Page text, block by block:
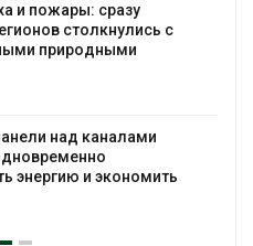
и пожары: сразу
столкнулись с
природными
над каналами
энергию и экономить